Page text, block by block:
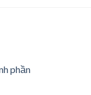
phần